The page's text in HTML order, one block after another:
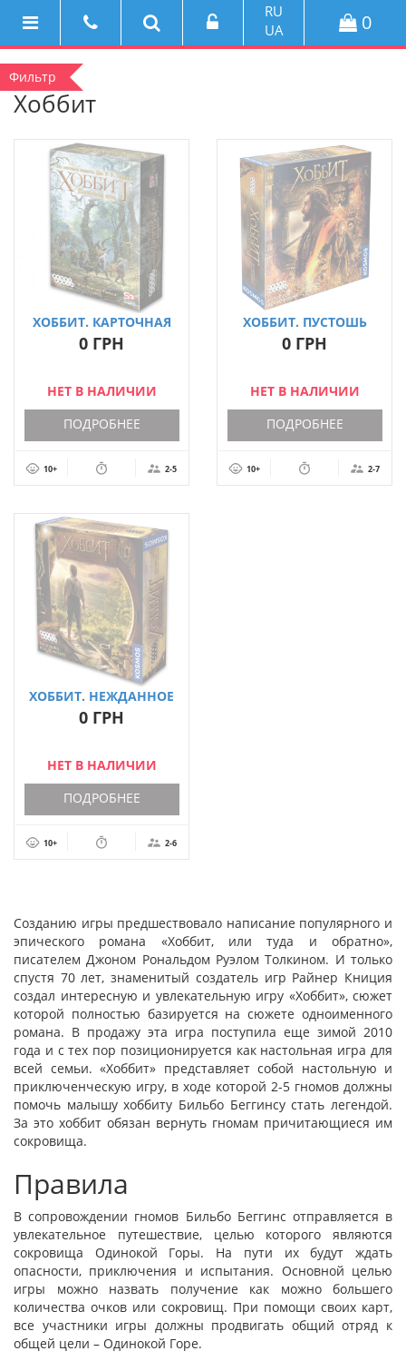
RU
UA
0
Фильтр
Хоббит
ХОББИТ. КАРТОЧНАЯ
ИГРА
0 ГРН
НЕТ В НАЛИЧИИ
ПОДРОБНЕЕ
10+ 2-5
ХОББИТ. ПУСТОШЬ
СМАУГА
0 ГРН
НЕТ В НАЛИЧИИ
ПОДРОБНЕЕ
10+ 2-7
ХОББИТ. НЕЖДАННОЕ
ПУТЕШЕСТВИЕ
0 ГРН
НЕТ В НАЛИЧИИ
ПОДРОБНЕЕ
10+ 2-6
Созданию игры предшествовало написание популярного и
эпического романа «Хоббит, или туда и обратно»,
писателем Джоном Рональдом Руэлом Толкином. И только
спустя 70 лет, знаменитый создатель игр Райнер Книция
создал интересную и увлекательную игру «Хоббит», сюжет
которой полностью базируется на сюжете одноименного
романа. В продажу эта игра поступила еще зимой 2010
года и с тех пор позиционируется как настольная игра для
всей семьи. «Хоббит» представляет собой настольную и
приключенческую игру, в ходе которой 2-5 гномов должны
помочь малышу хоббиту Бильбо Беггинсу стать легендой.
За это хоббит обязан вернуть гномам причитающиеся им
сокровища.
Правила
В сопровождении гномов Бильбо Беггинс отправляется в
увлекательное путешествие, целью которого являются
сокровища Одинокой Горы. На пути их будут ждать
опасности, приключения и испытания. Основной целью
игры можно назвать получение как можно большего
количества очков или сокровищ. При помощи своих карт,
все участники игры должны продвигать общий отряд к
общей цели – Одинокой Горе.